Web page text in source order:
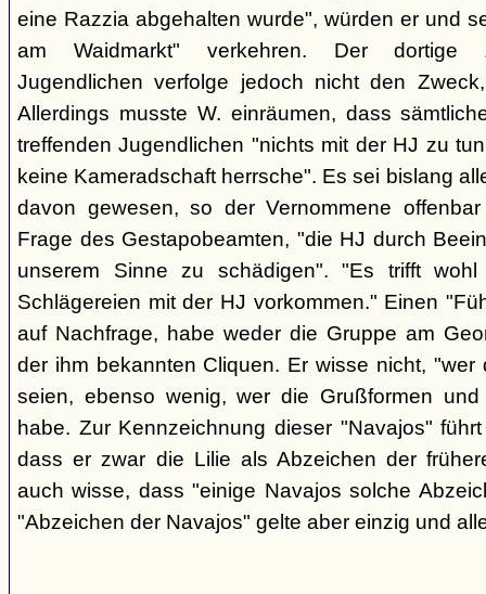
eine Razzia abgehalten wurde", würden er und
am Waidmarkt" verkehren. Der dortige
Jugendlichen verfolge jedoch nicht den
Allerdings musste W. einräumen, dass
treffenden Jugendlichen "nichts mit der HJ zu
keine Kameradschaft herrsche". Es sei bislang
davon gewesen, so der Vernommene
Frage des Gestapobeamten, "die HJ durch
unserem Sinne zu schädigen". "Es trifft
Schlägereien mit der HJ vorkommen." Einen
auf Nachfrage, habe weder die Gruppe am
der ihm bekannten Cliquen. Er wisse nicht, "wer
seien, ebenso wenig, wer die Grußformen
habe. Zur Kennzeichnung dieser "Navajos"
dass er zwar die Lilie als Abzeichen der
auch wisse, dass "einige Navajos solche
"Abzeichen der Navajos" gelte aber einzig und